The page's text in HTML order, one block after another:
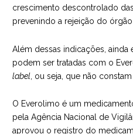
crescimento descontrolado
prevenindo a rejeição do órgão
Além dessas indicações,
podem ser tratadas com o
label , ou seja, que não constam
O Everolimo é um
pela Agência Nacional de
aprovou o registro do